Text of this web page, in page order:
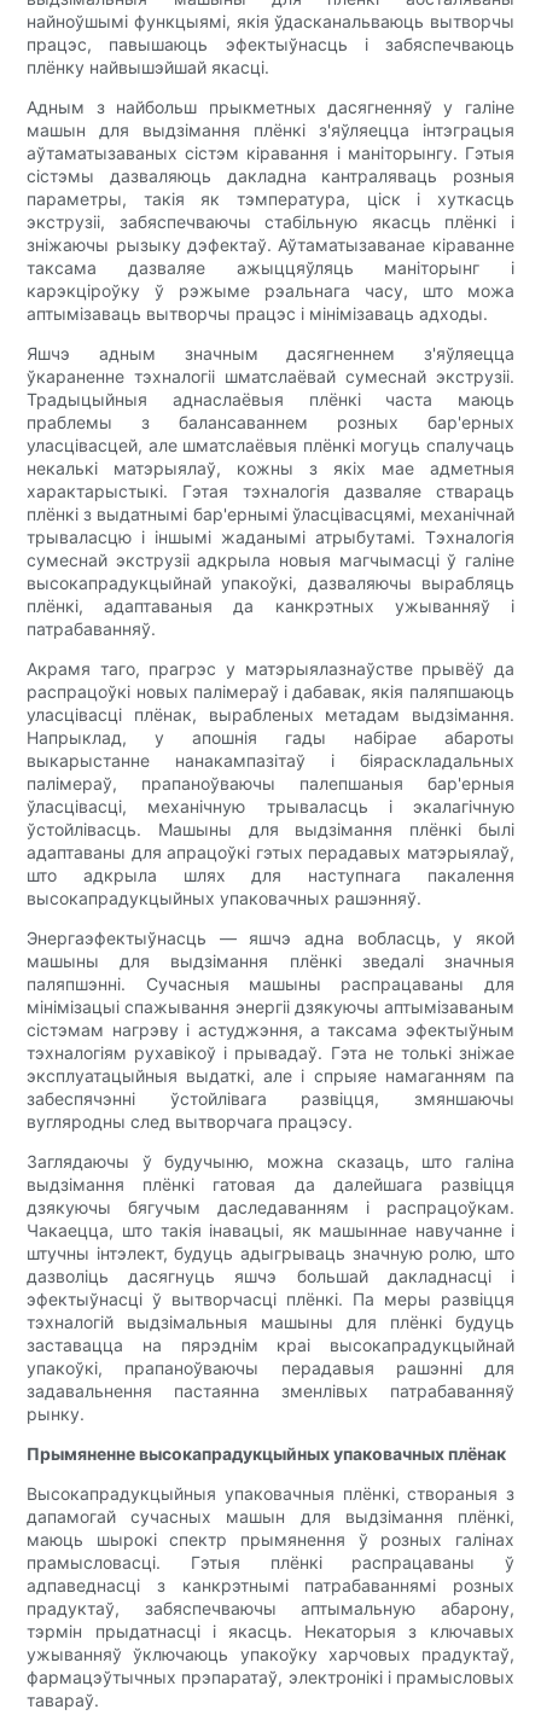
найноўшымі функцыямі, якія ўдасканальваюць вытворчы
працэс, павышаюць эфектыўнасць і забяспечваюць
плёнку найвышэйшай якасці.
Адным з найбольш прыкметных дасягненняў у галіне
машын для выдзімання плёнкі з'яўляецца інтэграцыя
аўтаматызаваных сістэм кіравання і маніторынгу. Гэтыя
сістэмы дазваляюць дакладна кантраляваць розныя
параметры, такія як тэмпература, ціск і хуткасць
экструзіі, забяспечваючы стабільную якасць плёнкі і
зніжаючы рызыку дэфектаў. Аўтаматызаванае кіраванне
таксама дазваляе ажыццяўляць маніторынг і
карэкціроўку ў рэжыме рэальнага часу, што можа
аптымізаваць вытворчы працэс і мінімізаваць адходы.
Яшчэ адным значным дасягненнем з'яўляецца
ўкараненне тэхналогіі шматслаёвай сумеснай экструзіі.
Традыцыйныя аднаслаёвыя плёнкі часта маюць
праблемы з балансаваннем розных бар'ерных
уласцівасцей, але шматслаёвыя плёнкі могуць спалучаць
некалькі матэрыялаў, кожны з якіх мае адметныя
характарыстыкі. Гэтая тэхналогія дазваляе ствараць
плёнкі з выдатнымі бар'ернымі ўласцівасцямі, механічнай
трываласцю і іншымі жаданымі атрыбутамі. Тэхналогія
сумеснай экструзіі адкрыла новыя магчымасці ў галіне
высокапрадукцыйнай упакоўкі, дазваляючы вырабляць
плёнкі, адаптаваныя да канкрэтных ужыванняў і
патрабаванняў.
Акрамя таго, прагрэс у матэрыялазнаўстве прывёў да
распрацоўкі новых палімераў і дабавак, якія паляпшаюць
уласцівасці плёнак, вырабленых метадам выдзімання.
Напрыклад, у апошнія гады набірае абароты
выкарыстанне нанакампазітаў і біяраскладальных
палімераў, прапаноўваючы палепшаныя бар'ерныя
ўласцівасці, механічную трываласць і экалагічную
ўстойлівасць. Машыны для выдзімання плёнкі былі
адаптаваны для апрацоўкі гэтых перадавых матэрыялаў,
што адкрыла шлях для наступнага пакалення
высокапрадукцыйных упаковачных рашэнняў.
Энергаэфектыўнасць — яшчэ адна вобласць, у якой
машыны для выдзімання плёнкі зведалі значныя
паляпшэнні. Сучасныя машыны распрацаваны для
мінімізацыі спажывання энергіі дзякуючы аптымізаваным
сістэмам нагрэву і астуджэння, а таксама эфектыўным
тэхналогіям рухавікоў і прывадаў. Гэта не толькі зніжае
эксплуатацыйныя выдаткі, але і спрыяе намаганням па
забеспячэнні ўстойлівага развіцця, змяншаючы
вугляродны след вытворчага працэсу.
Заглядаючы ў будучыню, можна сказаць, што галіна
выдзімання плёнкі гатовая да далейшага развіцця
дзякуючы бягучым даследаванням і распрацоўкам.
Чакаецца, што такія інавацыі, як машыннае навучанне і
штучны інтэлект, будуць адыгрываць значную ролю, што
дазволіць дасягнуць яшчэ большай дакладнасці і
эфектыўнасці ў вытворчасці плёнкі. Па меры развіцця
тэхналогій выдзімальныя машыны для плёнкі будуць
заставацца на пярэднім краі высокапрадукцыйнай
упакоўкі, прапаноўваючы перадавыя рашэнні для
задавальнення пастаянна зменлівых патрабаванняў
рынку.
Прымяненне высокапрадукцыйных упаковачных плёнак
Высокапрадукцыйныя упаковачныя плёнкі, створаныя з
дапамогай сучасных машын для выдзімання плёнкі,
маюць шырокі спектр прымянення ў розных галінах
прамысловасці. Гэтыя плёнкі распрацаваны ў
адпаведнасці з канкрэтнымі патрабаваннямі розных
прадуктаў, забяспечваючы аптымальную абарону,
тэрмін прыдатнасці і якасць. Некаторыя з ключавых
ужыванняў ўключаюць упакоўку харчовых прадуктаў,
фармацэўтычных прэпаратаў, электронікі і прамысловых
тавараў.